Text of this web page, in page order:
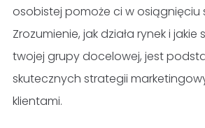
osobistej pomoże ci w osiągnięciu
Zrozumienie, jak działa rynek i
twojej grupy docelowej, jest
skutecznych strategii
klientami.